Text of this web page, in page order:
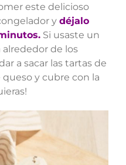
este delicioso
y déjalo
Si usaste un
de los
a sacar las tartas de
queso y cubre con la